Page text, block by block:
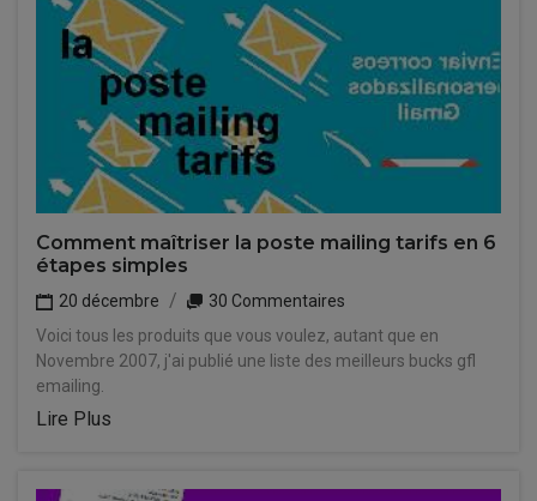
Comment maîtriser la poste mailing tarifs en 6
étapes simples
20 décembre
30 Commentaires
Voici tous les produits que vous voulez, autant que en
Novembre 2007, j'ai publié une liste des meilleurs bucks gfl
emailing.
Lire Plus